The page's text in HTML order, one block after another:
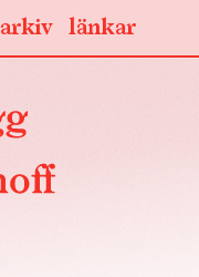
länkar
arkiv